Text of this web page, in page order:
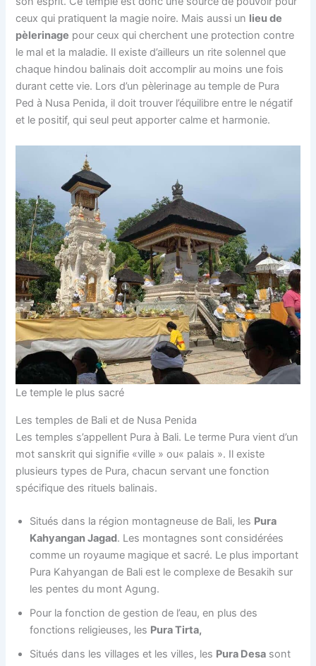
ceux qui pratiquent la magie noire. Mais aussi un lieu de
pèlerinage pour ceux qui cherchent une protection contre
le mal et la maladie. Il existe d’ailleurs un rite solennel que
chaque hindou balinais doit accomplir au moins une fois
durant cette vie. Lors d’un pèlerinage au temple de Pura
Ped à Nusa Penida, il doit trouver l’équilibre entre le négatif
et le positif, qui seul peut apporter calme et harmonie.
Le temple le plus sacré
Les temples de Bali et de Nusa Penida
Les temples s’appellent Pura à Bali. Le terme Pura vient d’un
mot sanskrit qui signifie «ville » ou« palais ». Il existe
plusieurs types de Pura, chacun servant une fonction
spécifique des rituels balinais.
Situés dans la région montagneuse de Bali, les Pura
Kahyangan Jagad. Les montagnes sont considérées
comme un royaume magique et sacré. Le plus important
Pura Kahyangan de Bali est le complexe de Besakih sur
les pentes du mont Agung.
Pour la fonction de gestion de l’eau, en plus des
fonctions religieuses, les Pura Tirta,
Situés dans les villages et les villes, les Pura Desa sont